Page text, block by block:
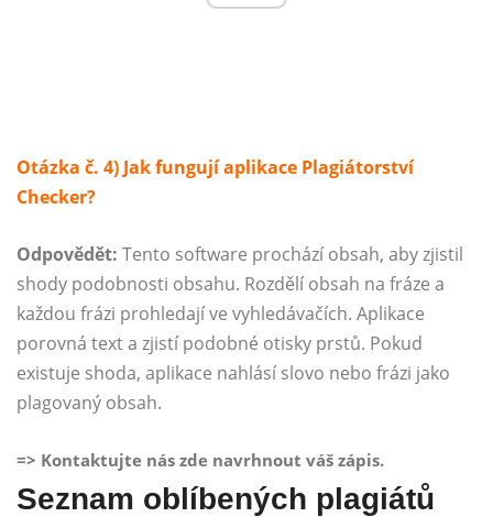
Otázka č. 4) Jak fungují aplikace Plagiátorství
Checker?
Odpovědět: Tento software prochází obsah, aby zjistil
shody podobnosti obsahu. Rozdělí obsah na fráze a
každou frázi prohledají ve vyhledávačích. Aplikace
porovná text a zjistí podobné otisky prstů. Pokud
existuje shoda, aplikace nahlásí slovo nebo frázi jako
plagovaný obsah.
=> Kontaktujte nás zde navrhnout váš zápis.
Seznam oblíbených plagiátů